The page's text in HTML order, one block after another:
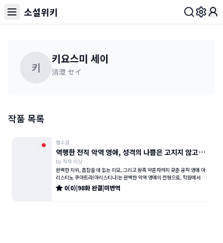
소설위키
키
키요스미 세이
清澄 セイ
작품 목록
웹소설
역행한 전직 악역 영애, 성격의 나쁨은 고치지 않고 처
형 엔딩을 회피합니다!
by 작자 미상
완벽한 지위, 흠잡을 데 없는 미모, 그리고 왕족 약혼자까지 갖춘 공작 영애 아
리스티노 쿠아트라(아리스티나)는 완벽한 악역 영애의 전형으로, 학원에서 제
멋대로 이기적으로 행동한
0(0)|98화완결|미번역